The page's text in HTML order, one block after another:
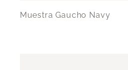
Muestra Gaucho Navy